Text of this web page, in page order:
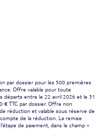
par dossier pour les 500 premières
Offre valable pour toute
départs entre le 22 avril 2026 et le 31
€ TTC par dossier. Offre non
réduction et valable sous réserve de
de la réduction. La remise
de paiement, dans le champ «